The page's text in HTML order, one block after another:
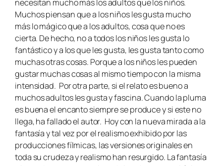
necesitan mucho más los adultos que los niños.
Muchos piensan que a los niños les gusta mucho
más lo mágico que a los adultos, cosa que no es
cierta. De hecho, no a todos los niños les gusta lo
fantástico y a los que les gusta, les gusta tanto como
muchas otras cosas. Porque a los niños les pueden
gustar muchas cosas al mismo tiempo con la misma
intensidad. Por otra parte, si el relato es bueno a
muchos adultos les gusta y fascina. Cuando la pluma
es buena el encanto siempre se produce y si este no
llega, ha fallado el autor. Hoy con la nueva mirada a la
fantasía y tal vez por el realismo exhibido por las
producciones fílmicas, las versiones originales en
toda su crudeza y realismo han resurgido. La fantasía